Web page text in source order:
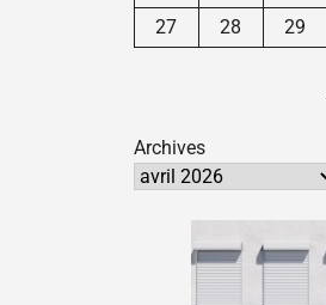
27
28 29
Archives